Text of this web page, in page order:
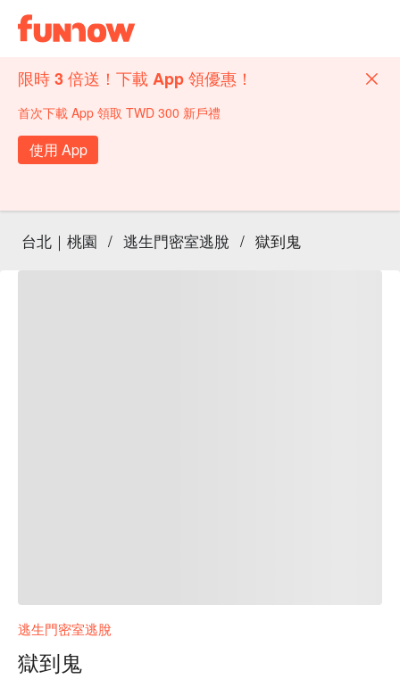
限時 3 倍送！下載 App 領優惠！
首次下載 App 領取 TWD 300 新戶禮
使用 App
台北｜桃園 / 逃生門密室逃脫 / 獄到鬼
逃生門密室逃脫
獄到鬼